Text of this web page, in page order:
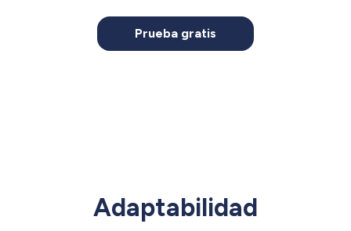
Prueba gratis
Adaptabilidad